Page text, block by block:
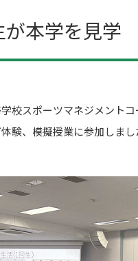
が本学を見
校スポーツマネジメント
験、模擬授業に参加しまし